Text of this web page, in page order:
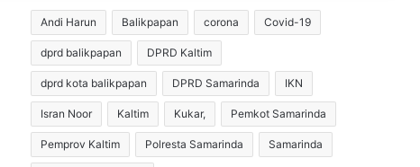
Andi Harun Balikpapan corona Covid-19
dprd balikpapan DPRD Kaltim
dprd kota balikpapan DPRD Samarinda IKN
Isran Noor Kaltim Kukar, Pemkot Samarinda
Pemprov Kaltim Polresta Samarinda Samarinda